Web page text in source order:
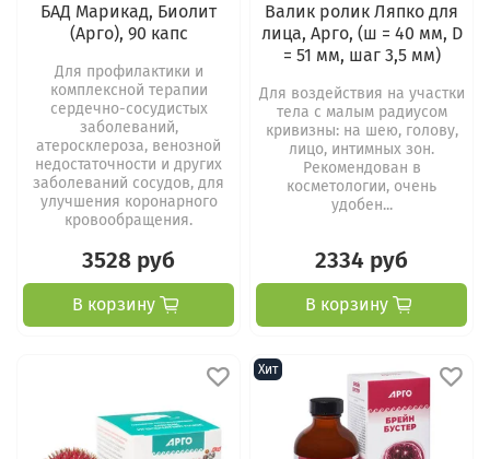
БАД Марикад, Биолит
(Арго), 90 капс
Для профилактики и
комплексной терапии
сердечно-сосудистых
заболеваний,
атеросклероза, венозной
недостаточности и других
заболеваний сосудов, для
улучшения коронарного
кровообращения.
3528 руб
В корзину
Валик ролик Ляпко для
лица, Арго, (ш = 40 мм, D
= 51 мм, шаг 3,5 мм)
Для воздействия на участки
тела с малым радиусом
кривизны: на шею, голову,
лицо, интимных зон.
Рекомендован в
косметологии, очень
удобен...
2334 руб
В корзину
Хит